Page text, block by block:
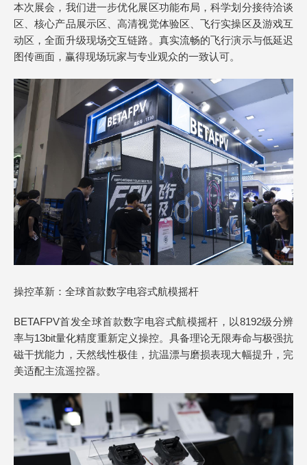
本次展会，我们进一步优化展区功能布局，科学划分接待洽谈
区、核心产品展示区、高清视觉体验区、飞行实操区及游戏互
动区，全面升级现场交互链路。真实流畅的飞行演示与低延迟
图传画面，赢得现场玩家与专业观众的一致认可。
操控革新：全球首款数字电容式航模摇杆
BETAFPV首发全球首款数字电容式航模摇杆，以8192级分辨
率与13bit量化精度重新定义操控。具备理论无限寿命与极强抗
磁干扰能力，天然线性极佳，抗温漂与磨损表现大幅提升，完
美适配主流遥控器。